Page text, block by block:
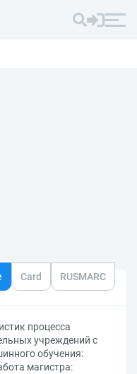
Card RUSMARC
процесса
учреждений с
обучения:
магистра: